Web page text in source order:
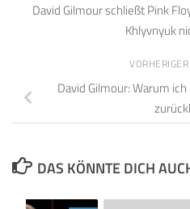
David Gilmour schließt Pink
Khlyvnyuk
David Gilmour: Warum
DAS KÖNNTE DICH